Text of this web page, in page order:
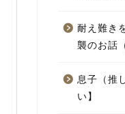
耐え難き
襲のお話
息子（推
い】